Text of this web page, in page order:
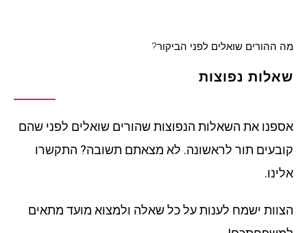
מה ההורים שואלים לפני הביקור?
שאלות נפוצות
אספנו את השאלות הנפוצות שהורים שואלים לפני שהם
קובעים תור לראשונה. לא מצאתם תשובה? התקשרו
אלינו.
הצוות ישמח לענות על כל שאלה ולמצוא מועד מתאים